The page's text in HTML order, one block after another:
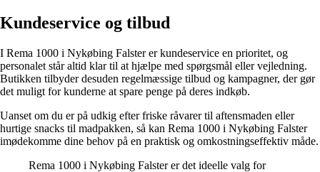
Kundeservice og tilbud
I Rema 1000 i Nykøbing Falster er kundeservice en prioritet, og
personalet står altid klar til at hjælpe med spørgsmål eller vejledning.
Butikken tilbyder desuden regelmæssige tilbud og kampagner, der gør
det muligt for kunderne at spare penge på deres indkøb.
Uanset om du er på udkig efter friske råvarer til aftensmaden eller
hurtige snacks til madpakken, så kan Rema 1000 i Nykøbing Falster
imødekomme dine behov på en praktisk og omkostningseffektiv måde.
Rema 1000 i Nykøbing Falster er det ideelle valg for